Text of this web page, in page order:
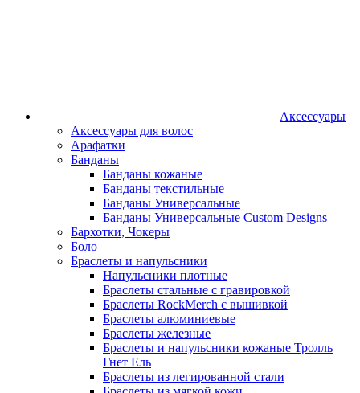
Аксессуары
Аксессуары для волос
Арафатки
Банданы
Банданы кожаные
Банданы текстильные
Банданы Универсальные
Банданы Универсальные Custom Designs
Бархотки, Чокеры
Боло
Браслеты и напульсники
Напульсники плотные
Браслеты стальные с гравировкой
Браслеты RockMerch с вышивкой
Браслеты алюминиевые
Браслеты железные
Браслеты и напульсники кожаные Тролль
Гнет Ель
Браслеты из легированной стали